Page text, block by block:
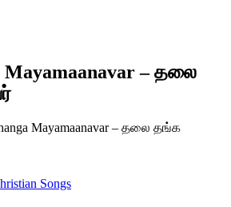
Mayamaanavar – தலை
Mayamaanavar – தலை தங்க
Songs